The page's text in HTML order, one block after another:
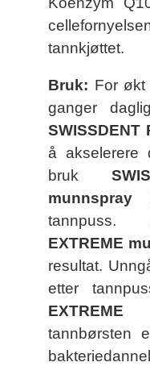
tannkjøttet.
Bruk: For økt
ganger
SWISSDENT
å akselerere
bruk
munnspray
EXTREME
resultat.
etter
tannbørsten